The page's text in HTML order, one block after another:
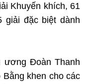
Khuyến khích, 61
giải đặc biệt dành
ương Đoàn Thanh
khen cho các